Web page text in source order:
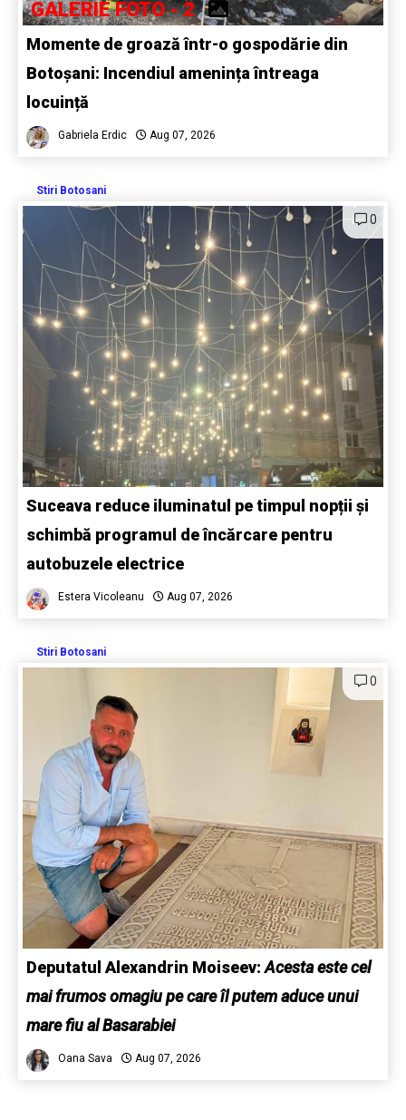
GALERIE FOTO - 2
Momente de groază într-o gospodărie din
Botoșani: Incendiul amenința întreaga
locuință
Gabriela Erdic Aug 07, 2026
Stiri Botosani
0
Suceava reduce iluminatul pe timpul nopții și
schimbă programul de încărcare pentru
autobuzele electrice
Estera Vicoleanu Aug 07, 2026
Stiri Botosani
0
Deputatul Alexandrin Moiseev:Acesta este cel
mai frumos omagiu pe care îl putem aduce unui
mare fiu al Basarabiei
Oana Sava Aug 07, 2026